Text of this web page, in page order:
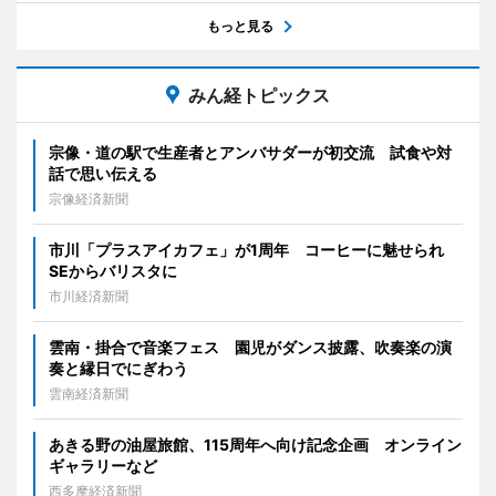
もっと見る
みん経トピックス
宗像・道の駅で生産者とアンバサダーが初交流 試食や対
話で思い伝える
宗像経済新聞
市川「プラスアイカフェ」が1周年 コーヒーに魅せられ
SEからバリスタに
市川経済新聞
雲南・掛合で音楽フェス 園児がダンス披露、吹奏楽の演
奏と縁日でにぎわう
雲南経済新聞
あきる野の油屋旅館、115周年へ向け記念企画 オンライン
ギャラリーなど
西多摩経済新聞